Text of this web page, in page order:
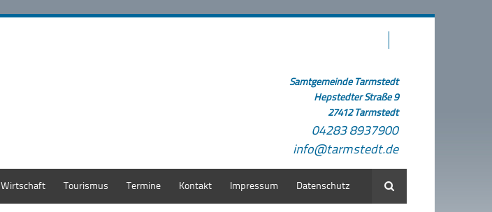
Samtgemeinde Tarmstedt
Hepstedter Straße 9
27412 Tarmstedt
04283 8937900
info@tarmstedt.de
Wirtschaft Tourismus Termine Kontakt Impressum Datenschutz Suche